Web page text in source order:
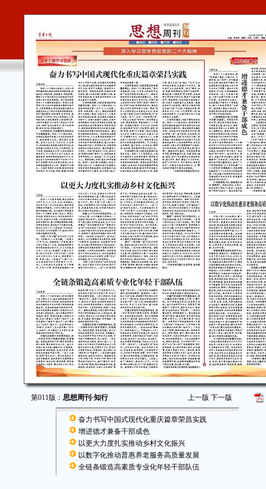
第011版： 思想周刊·知行 上一版 下一版
奋力书写中国式现代化重庆篇章荣昌实践
增进德才兼备干部成色
以更大力度扎实推动乡村文化振兴
以数字化推动普惠养老服务高质量发展
全链条锻造高素质专业化年轻干部队伍